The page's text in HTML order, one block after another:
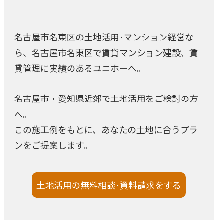
名古屋市名東区の土地活用･マンション経営な
ら、名古屋市名東区で賃貸マンション建設、賃
貸管理に実績のあるユニホーへ。
名古屋市・愛知県近郊で土地活用をご検討の方
へ。
この施工例をもとに、あなたの土地に合うプラ
ンをご提案します。
土地活用の無料相談･資料請求をする